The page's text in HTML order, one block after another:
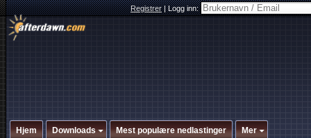
Registrer|Logg inn:
Hjem Downloads Mest populære nedlastinger Mer